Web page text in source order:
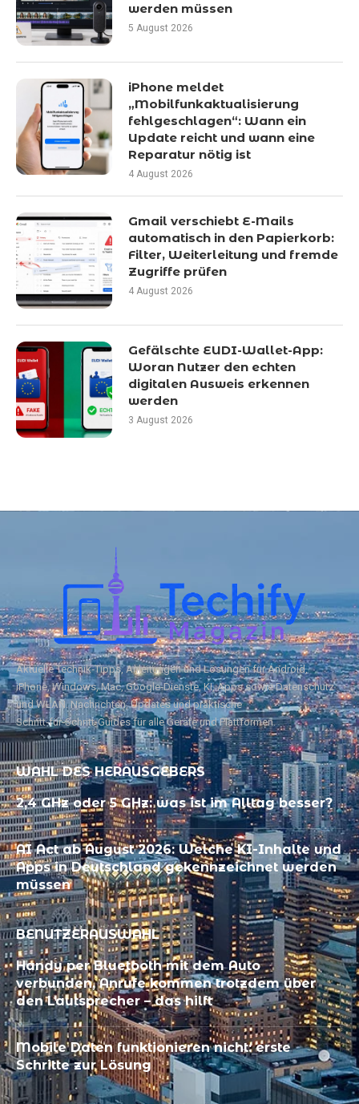
werden müssen
5 August 2026
iPhone meldet
„Mobilfunkaktualisierung
fehlgeschlagen“: Wann ein
Update reicht und wann eine
Reparatur nötig ist
4 August 2026
Gmail verschiebt E-Mails
automatisch in den Papierkorb:
Filter, Weiterleitung und fremde
Zugriffe prüfen
4 August 2026
Gefälschte EUDI-Wallet-App:
Woran Nutzer den echten
digitalen Ausweis erkennen
werden
3 August 2026
Aktuelle Technik‑Tipps, Anleitungen und Lösungen für Android,
iPhone, Windows, Mac, Google‑Dienste, KI, Apps sowie Datenschutz
und WLAN. Nachrichten, Updates und praktische
Schritt‑für‑Schritt‑Guides für alle Geräte und Plattformen.
WAHL DES HERAUSGEBERS
2,4 GHz oder 5 GHz: was ist im Alltag besser?
AI Act ab August 2026: Welche KI-Inhalte und
Apps in Deutschland gekennzeichnet werden
müssen
BENUTZERAUSWAHL
Handy per Bluetooth mit dem Auto
verbunden, Anrufe kommen trotzdem über
den Lautsprecher – das hilft
Mobile Daten funktionieren nicht: erste
Schritte zur Lösung